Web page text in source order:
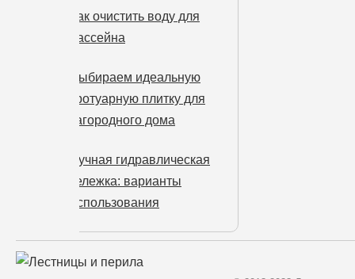
Как очистить воду для
бассейна
Выбираем идеальную
тротуарную плитку для
загородного дома
Ручная гидравлическая
тележка: варианты
использования